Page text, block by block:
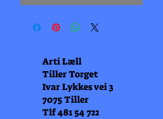
Arti Læll
Tiller Torget
Ivar Lykkes vei 3
7075 Tiller
Tlf481 54 722